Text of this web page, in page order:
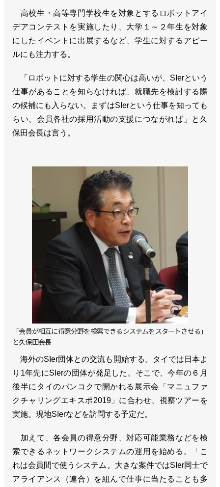
高校生・高等専門学校生を対象とするロボットアイ
デアコンテストを実施したり、大学１～２年生を対象
にしたイベントに出展するなど、学生に対するアピー
ルにも注力する。
「ロボットに対する学生の関心は高いが、SIerという
仕事があることを知らなければ、就職先を検討する際
の候補にも入らない。まずはSIerという仕事を知っても
らい、会員各社の採用活動の支援につながれば」と久
保田会長は言う。
「会員が相互に得意分野を検索できるシステムをスタートさせる」
と久保田会長
海外のSIer団体との交流も開始する。タイでは日本よ
り1年先にSIerの団体が発足した。そこで、今年の６月
後半にタイのバンコクで開かれる展示会「マニュファ
クチャリングエキスポ2019」に合わせ、視察ツアーを
実施。現地SIerなどを訪問する予定だ。
加えて、各会員の得意分野、対応可能業務などを検
索できるネットワークシステムの運用を始める。「こ
れは会員間で使うシステム。大きな案件ではSIer同士で
アライアンス（連合）を組んで仕事に当たることも多